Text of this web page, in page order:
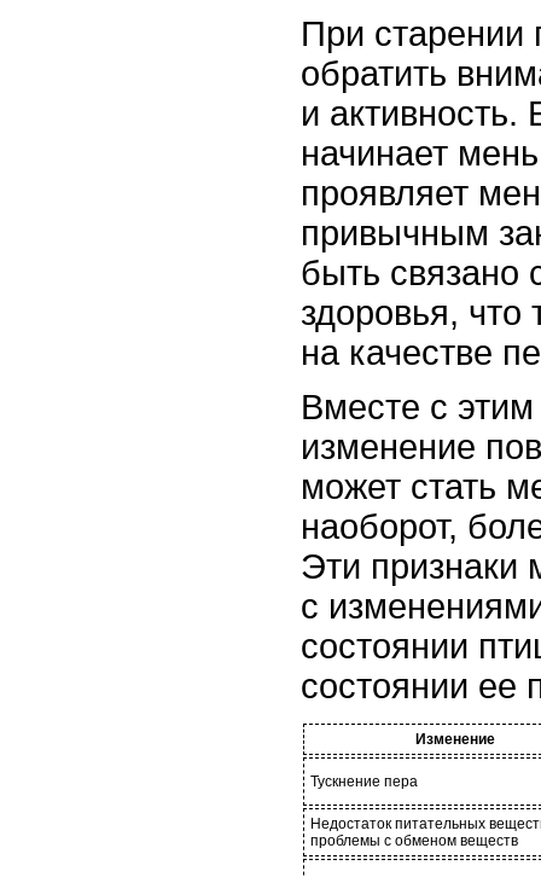
При старении
обратить
и активность.
начинает
проявляет
привычным
быть связано
здоровья, что
на качестве
Вместе с
изменение
может стать
наоборот,
Эти признаки
с
состоянии
состоянии ее
Изменение
Тускнение пера
Недостаток питательных
проблемы с обменом веществ